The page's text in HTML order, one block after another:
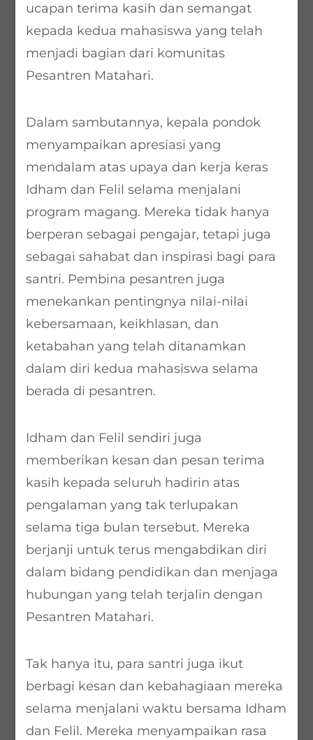
ucapan terima kasih dan semangat
kepada kedua mahasiswa yang telah
menjadi bagian dari komunitas
Pesantren Matahari.
Dalam sambutannya, kepala pondok
menyampaikan apresiasi yang
mendalam atas upaya dan kerja keras
Idham dan Felil selama menjalani
program magang. Mereka tidak hanya
berperan sebagai pengajar, tetapi juga
sebagai sahabat dan inspirasi bagi para
santri. Pembina pesantren juga
menekankan pentingnya nilai-nilai
kebersamaan, keikhlasan, dan
ketabahan yang telah ditanamkan
dalam diri kedua mahasiswa selama
berada di pesantren.
Idham dan Felil sendiri juga
memberikan kesan dan pesan terima
kasih kepada seluruh hadirin atas
pengalaman yang tak terlupakan
selama tiga bulan tersebut. Mereka
berjanji untuk terus mengabdikan diri
dalam bidang pendidikan dan menjaga
hubungan yang telah terjalin dengan
Pesantren Matahari.
Tak hanya itu, para santri juga ikut
berbagi kesan dan kebahagiaan mereka
selama menjalani waktu bersama Idham
dan Felil. Mereka menyampaikan rasa